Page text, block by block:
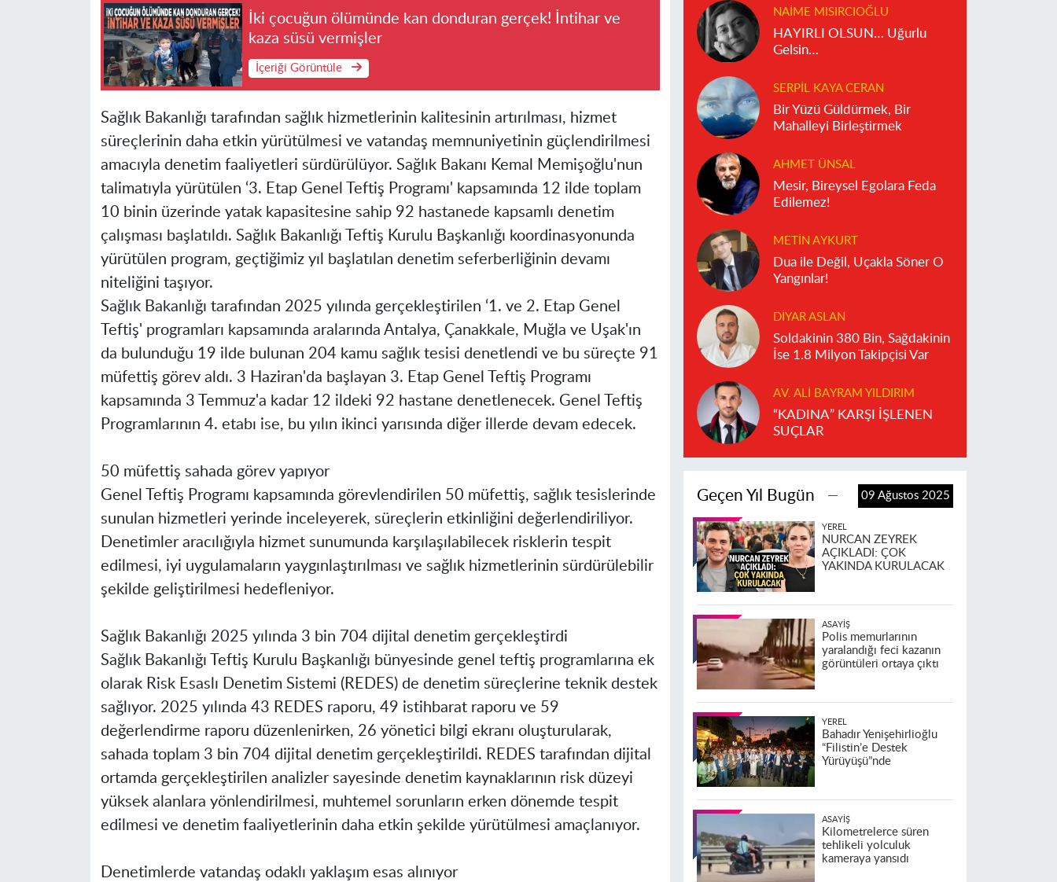
İki çocuğun ölümünde kan donduran gerçek! İntihar ve
kaza süsü vermişler
İçeriği Görüntüle
Sağlık Bakanlığı tarafından sağlık hizmetlerinin kalitesinin artırılması, hizmet
süreçlerinin daha etkin yürütülmesi ve vatandaş memnuniyetinin güçlendirilmesi
amacıyla denetim faaliyetleri sürdürülüyor. Sağlık Bakanı Kemal Memişoğlu'nun
talimatıyla yürütülen ‘3. Etap Genel Teftiş Programı' kapsamında 12 ilde toplam
10 binin üzerinde yatak kapasitesine sahip 92 hastanede kapsamlı denetim
çalışması başlatıldı. Sağlık Bakanlığı Teftiş Kurulu Başkanlığı koordinasyonunda
yürütülen program, geçtiğimiz yıl başlatılan denetim seferberliğinin devamı
niteliğini taşıyor.
Sağlık Bakanlığı tarafından 2025 yılında gerçekleştirilen ‘1. ve 2. Etap Genel
Teftiş' programları kapsamında aralarında Antalya, Çanakkale, Muğla ve Uşak'ın
da bulunduğu 19 ilde bulunan 204 kamu sağlık tesisi denetlendi ve bu süreçte 91
müfettiş görev aldı. 3 Haziran'da başlayan 3. Etap Genel Teftiş Programı
kapsamında 3 Temmuz'a kadar 12 ildeki 92 hastane denetlenecek. Genel Teftiş
Programlarının 4. etabı ise, bu yılın ikinci yarısında diğer illerde devam edecek.
50 müfettiş sahada görev yapıyor
Genel Teftiş Programı kapsamında görevlendirilen 50 müfettiş, sağlık tesislerinde
sunulan hizmetleri yerinde inceleyerek, süreçlerin etkinliğini değerlendiriliyor.
Denetimler aracılığıyla hizmet sunumunda karşılaşılabilecek risklerin tespit
edilmesi, iyi uygulamaların yaygınlaştırılması ve sağlık hizmetlerinin sürdürülebilir
şekilde geliştirilmesi hedefleniyor.
Sağlık Bakanlığı 2025 yılında 3 bin 704 dijital denetim gerçekleştirdi
Sağlık Bakanlığı Teftiş Kurulu Başkanlığı bünyesinde genel teftiş programlarına ek
olarak Risk Esaslı Denetim Sistemi (REDES) de denetim süreçlerine teknik destek
sağlıyor. 2025 yılında 43 REDES raporu, 49 istihbarat raporu ve 59
değerlendirme raporu düzenlenirken, 26 yönetici bilgi ekranı oluşturularak,
sahada toplam 3 bin 704 dijital denetim gerçekleştirildi. REDES tarafından dijital
ortamda gerçekleştirilen analizler sayesinde denetim kaynaklarının risk düzeyi
yüksek alanlara yönlendirilmesi, muhtemel sorunların erken dönemde tespit
edilmesi ve denetim faaliyetlerinin daha etkin şekilde yürütülmesi amaçlanıyor.
Denetimlerde vatandaş odaklı yaklaşım esas alınıyor
NAIME MISIRCIOĞLU
HAYIRLI OLSUN… Uğurlu
Gelsin…
SERPIL KAYA CERAN
Bir Yüzü Güldürmek, Bir
Mahalleyi Birleştirmek
AHMET ÜNSAL
Mesir, Bireysel Egolara Feda
Edilemez!
METIN AYKURT
Dua ile Değil, Uçakla Söner O
Yangınlar!
DIYAR ASLAN
Soldakinin 380 Bin, Sağdakinin
İse 1.8 Milyon Takipçisi Var
AV. ALI BAYRAM YILDIRIM
“KADINA” KARŞI İŞLENEN
SUÇLAR
Geçen Yıl Bugün 09 Ağustos 2025
YEREL
NURCAN ZEYREK
AÇIKLADI: ÇOK
YAKINDA KURULACAK
ASAYIŞ
Polis memurlarının
yaralandığı feci kazanın
görüntüleri ortaya çıktı
YEREL
Bahadır Yenişehirlioğlu
“Filistin’e Destek
Yürüyüşü”nde
ASAYIŞ
Kilometrelerce süren
tehlikeli yolculuk
kameraya yansıdı